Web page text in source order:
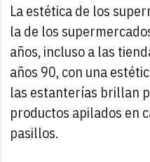
La estética de los
la de los
años, incluso a las
años 90, con una
las estanterías brillan
productos apilados en
pasillos.